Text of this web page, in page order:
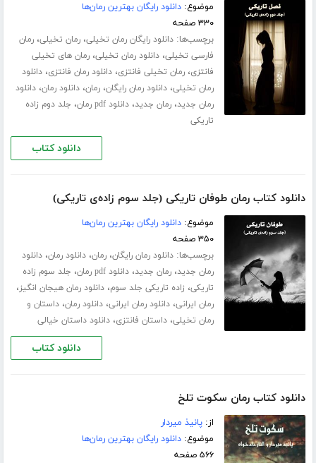
موضوع:دانلود رایگان بهترین رمان‌ها
۳۳۰ صفحه
برچسب‌ها:دانلود رایگان رمان تخیلی،رمان تخیلی،رمان
فارسی تخیلی،دانلود رمان تخیلی،رمان های تخیلی
فانتزی،رمان تخیلی فانتزی،دانلود رمان فانتزی،دانلود
رمان تخیلی،دانلود رمان رایگان،رمان،دانلود رمان،دانلود
رمان جدید،رمان جدید،دانلود pdf رمان ، جلد دوم زاده
تاریکی
دانلود کتاب
دانلود کتاب رمان طوفان تاریکی (جلد سوم زاده‌ی تاریکی)
موضوع:دانلود رایگان بهترین رمان‌ها
۳۵۰ صفحه
برچسب‌ها:دانلود رمان رایگان،رمان،دانلود رمان،دانلود
رمان جدید،رمان جدید،دانلود pdf رمان ، جلد سوم زاده
تاریکی، زاده تاریکی جلد سوم،دانلود رمان هیجان انگیز،
رمان ایرانی،دانلود رمان ایرانی،دانلود رمان،داستان و
رمان تخیلی،داستان فانتزی،دانلود داستان خیالی
دانلود کتاب
دانلود کتاب رمان سکوت تلخ
از:پانیذ میردار
موضوع:دانلود رایگان بهترین رمان‌ها
۵۶۶ صفحه